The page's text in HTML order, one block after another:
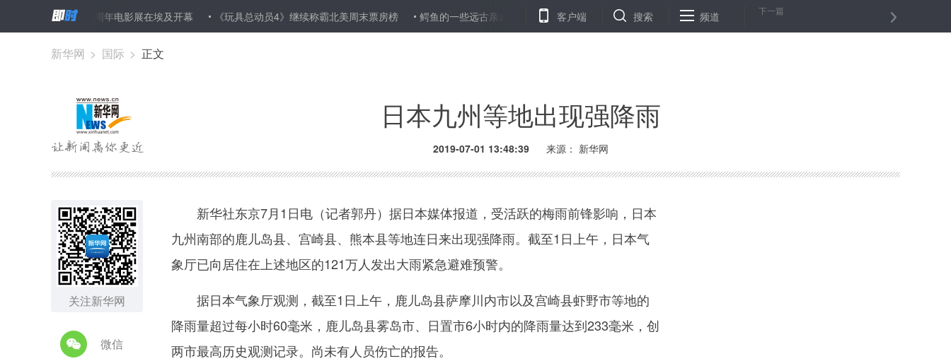
新中国成立70周年电影展在埃及开幕 《玩具总动员4》继续称霸北美周末票房榜 鳄鱼的一些远古亲戚是“素食者” 研究发现基因进化导致人类比猴子胖 善用“一国两制”之利的“湾区新篇”——粤港澳大湾
客户端 搜索 频道 下一篇
新华网 > 国际 > 正文
日本九州等地出现强降雨
2019-07-01 13:48:39 来源： 新华网
关注新华网
微信
新华社东京7月1日电（记者郭丹）据日本媒体报道，受活跃的梅雨前锋影响，日本
九州南部的鹿儿岛县、宫崎县、熊本县等地连日来出现强降雨。截至1日上午，日本气
象厅已向居住在上述地区的121万人发出大雨紧急避难预警。
据日本气象厅观测，截至1日上午，鹿儿岛县萨摩川内市以及宫崎县虾野市等地的
降雨量超过每小时60毫米，鹿儿岛县雾岛市、日置市6小时内的降雨量达到233毫米，创
两市最高历史观测记录。尚未有人员伤亡的报告。